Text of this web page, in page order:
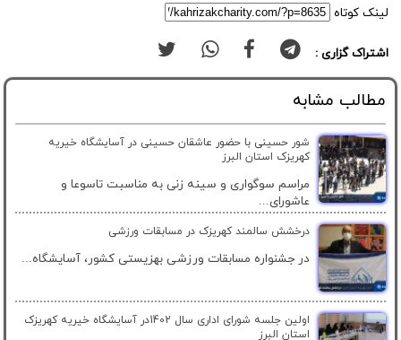
لینک کوتاه
اشتراک گزاری :
مطالب مشابه
شور حسینی با حضور عاشقان حسینی در آسایشگاه خیریه
کهریزک استان البرز
مراسم سوگواری و سینه زنی به مناسبت تاسوعا و
عاشورای...
درخشش سالمند کهریزک در مسابقات ورزشی
در جشنواره مسابقات ورزشی بهزیستی کشور، آسایشگاه...
اولین جلسه شورای اداری سال 1402در آسایشگاه خیریه کهریزک
استان البرز